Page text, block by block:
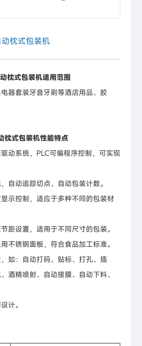
枕式包装机
枕式包装机适用范围
器套装牙音牙刷等酒店用品、胶
式包装机性能特点
动系统，PLC可编程序控制，可实现
自动追踪切点、自动包装计数。
示控制，适应于多种不同的包装材
距设置，适用于不同尺寸的包装。
不锈钢面板，符合食品加工标准。
如：自动打码、贴标、打孔、插
酒精喷射、自动接膜、自动下料、
计。